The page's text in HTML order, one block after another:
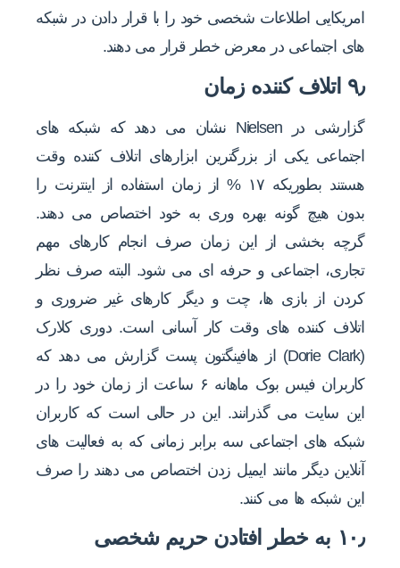
امریکایی اطلاعات شخصی خود را با قرار دادن در شبکه
های اجتماعی در معرض خطر قرار می دهند.
۹٫ اتلاف کننده زمان
گزارشی در Nielsen نشان می دهد که شبکه های
اجتماعی یکی از بزرگترین ابزارهای اتلاف کننده وقت
هستند بطوریکه ۱۷ % از زمان استفاده از اینترنت را
بدون هیچ گونه بهره وری به خود اختصاص می دهند.
گرچه بخشی از این زمان صرف انجام کارهای مهم
تجاری، اجتماعی و حرفه ای می شود. البته صرف نظر
کردن از بازی ها، چت و دیگر کارهای غیر ضروری و
اتلاف کننده های وقت کار آسانی است. دوری کلارک
(Dorie Clark) از هافینگتون پست گزارش می دهد که
کاربران فیس بوک ماهانه ۶ ساعت از زمان خود را در
این سایت می گذرانند. این در حالی است که کاربران
شبکه های اجتماعی سه برابر زمانی که به فعالیت های
آنلاین دیگر مانند ایمیل زدن اختصاص می دهند را صرف
این شبکه ها می کنند.
۱۰٫ به خطر افتادن حریم شخصی